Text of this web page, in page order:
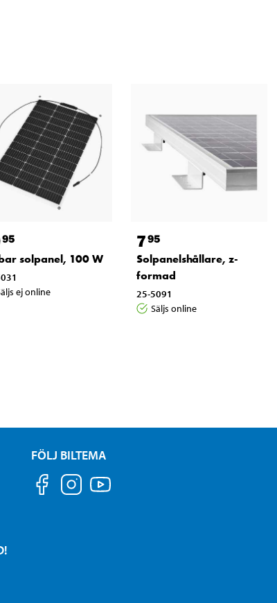
95
solpanel, 100 W
ej online
795
Solpanelshållare, z-
formad
25-5091
Säljs online
FÖLJ BILTEMA